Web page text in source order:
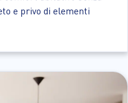
e privo di elementi